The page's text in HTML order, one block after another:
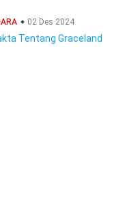
02 Des 2024
Tentang Graceland